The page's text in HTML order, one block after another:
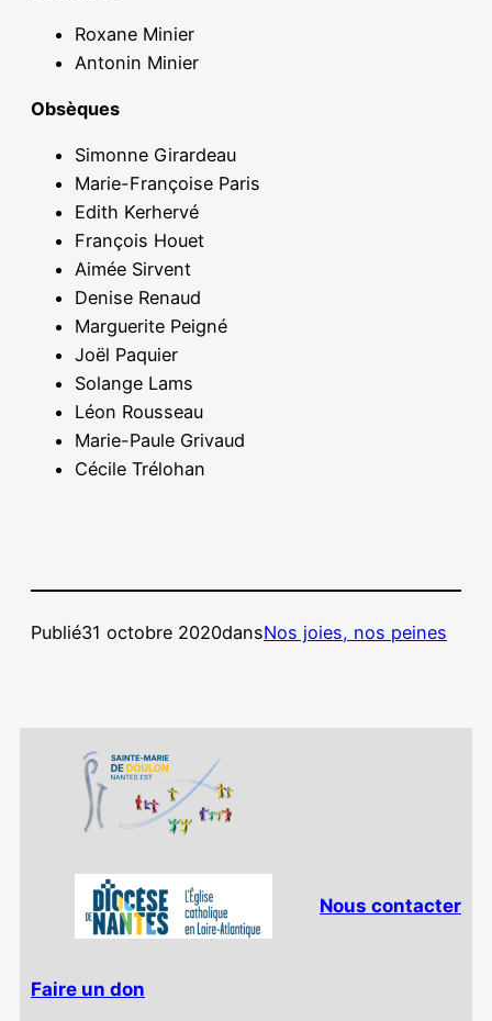
Roxane Minier
Antonin Minier
Obsèques
Simonne Girardeau
Marie-Françoise Paris
Edith Kerhervé
François Houet
Aimée Sirvent
Denise Renaud
Marguerite Peigné
Joël Paquier
Solange Lams
Léon Rousseau
Marie-Paule Grivaud
Cécile Trélohan
Publié31 octobre 2020dansNos joies, nos peines
Nous contacter
Faire un don